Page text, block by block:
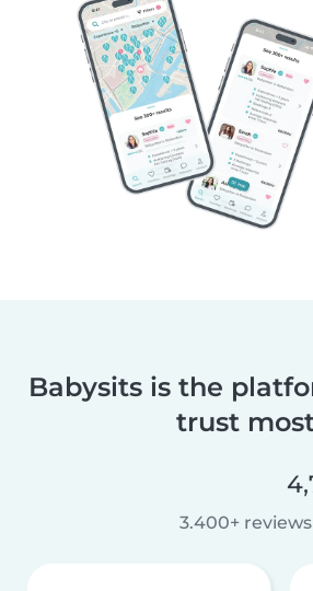
Babysits is the
trust
3.400+ reviews